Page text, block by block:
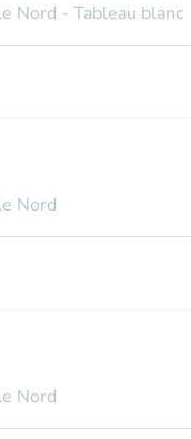
Nord - Tableau blanc
Nord
Nord